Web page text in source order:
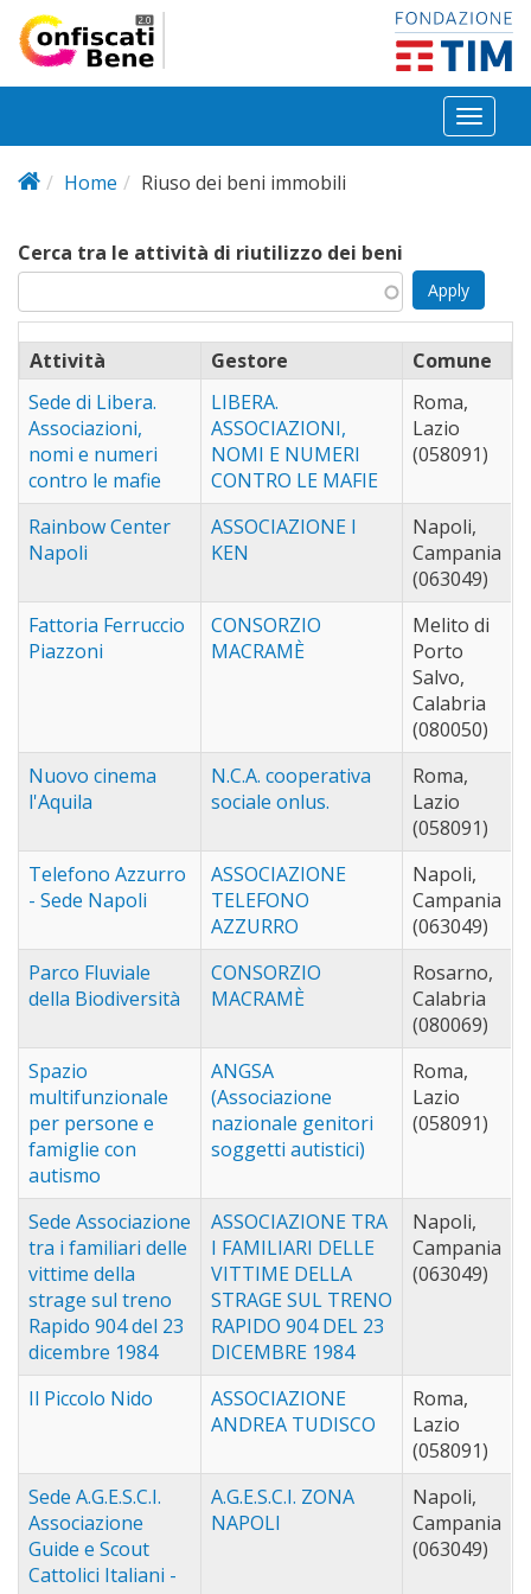
Salta al contenuto principale
Toggle
Home
Riuso dei beni immobili
Cerca tra le attività di riutilizzo dei beni
Attività Gestore
Comune
Sede di Libera.
Associazioni,
nomi e numeri
contro le mafie
LIBERA.
ASSOCIAZIONI,
NOMI E NUMERI
CONTRO LE MAFIE
Roma,
Lazio
(058091)
Rainbow Center
Napoli
ASSOCIAZIONE I
KEN
Napoli,
Campania
(063049)
Fattoria Ferruccio
Piazzoni
CONSORZIO
MACRAMÈ
Melito di
Porto
Salvo,
Calabria
(080050)
Nuovo cinema
l'Aquila
N.C.A. cooperativa
sociale onlus.
Roma,
Lazio
(058091)
Telefono Azzurro
- Sede Napoli
ASSOCIAZIONE
TELEFONO
AZZURRO
Napoli,
Campania
(063049)
Parco Fluviale
della Biodiversità
CONSORZIO
MACRAMÈ
Rosarno,
Calabria
(080069)
Spazio
multifunzionale
per persone e
famiglie con
autismo
ANGSA
(Associazione
nazionale genitori
soggetti autistici)
Roma,
Lazio
(058091)
Sede Associazione
tra i familiari delle
vittime della
strage sul treno
Rapido 904 del 23
dicembre 1984
ASSOCIAZIONE TRA
I FAMILIARI DELLE
VITTIME DELLA
STRAGE SUL TRENO
RAPIDO 904 DEL 23
DICEMBRE 1984
Napoli,
Campania
(063049)
Il Piccolo Nido
ASSOCIAZIONE
ANDREA TUDISCO
Roma,
Lazio
(058091)
Sede A.G.E.S.C.I.
Associazione
Guide e Scout
Cattolici Italiani -
A.G.E.S.C.I. ZONA
NAPOLI
Napoli,
Campania
(063049)